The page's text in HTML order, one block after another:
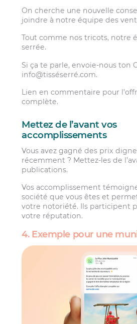
On cherche une nouvelle
joindre à notre équipe des
Tout comme nos tricots, notre
serrée.
Si ça te parle, envoie-nous ton
info@tisséserré.com.
Lien en commentaire pour
complète.
Mettez de l’avant vos
accomplissements
Vous avez gagné des prix
récemment ? Mettez-les de
publications.
Vos accomplissement
société que vous êtes et
votre notoriété. Ils participent
votre réputation.
4. Exemple pour une